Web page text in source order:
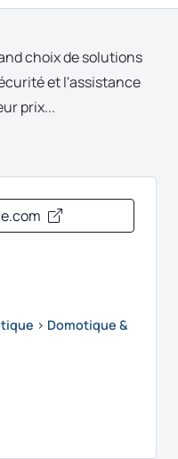
choix de solutions
et l'assistance
prix...
› Domotique &